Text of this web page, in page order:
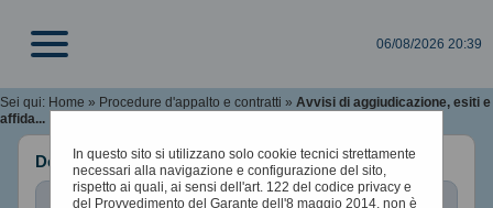
06/08/2026 20:39
Sei qui: Home » Procedure d'appalto e contratti » Avvisi di aggiudicazione, esiti e
affida...
In questo sito si utilizzano solo cookie tecnici strettamente
necessari alla navigazione e configurazione del sito,
rispetto ai quali, ai sensi dell'art. 122 del codice privacy e
del Provvedimento del Garante dell'8 maggio 2014, non è
Dettaglio esito di gara
Questa funzionalità permette di visualizzare i dati di